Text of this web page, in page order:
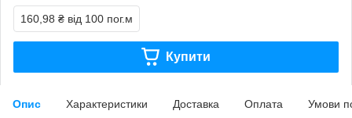
160,98 ₴ від 100 пог.м
Купити
Опис Характеристики Доставка Оплата Умови